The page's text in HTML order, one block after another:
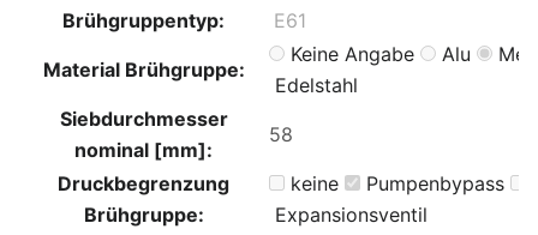
Brühgruppentyp:
Material Brühgruppe:
Keine Angabe Alu
Edelstahl
Siebdurchmesser
nominal [mm]:
Druckbegrenzung
Brühgruppe:
keine Pumpenbypass
Expansionsventil